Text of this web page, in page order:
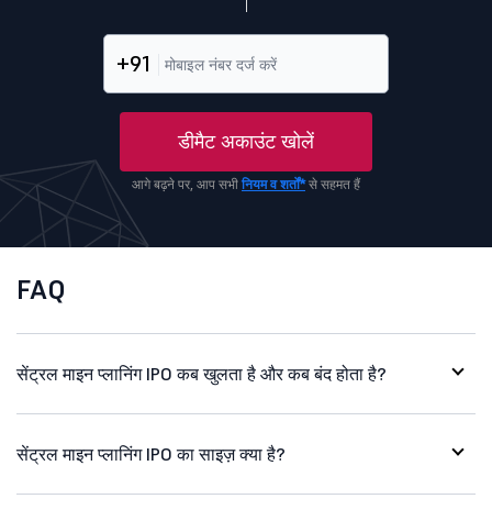
+91
डीमैट अकाउंट खोलें
आगे बढ़ने पर, आप सभी नियम व शर्तों*से सहमत हैं
FAQ
सेंट्रल माइन प्लानिंग IPO कब खुलता है और कब बंद होता है?
सेंट्रल माइन प्लानिंग IPO का साइज़ क्या है?